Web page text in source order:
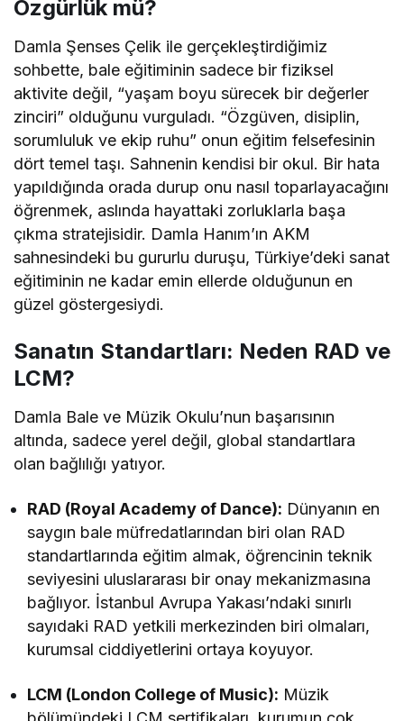
Özgürlük mü?
Damla Şenses Çelik ile gerçekleştirdiğimiz
sohbette, bale eğitiminin sadece bir fiziksel
aktivite değil, “yaşam boyu sürecek bir değerler
zinciri” olduğunu vurguladı. “Özgüven, disiplin,
sorumluluk ve ekip ruhu” onun eğitim felsefesinin
dört temel taşı. Sahnenin kendisi bir okul. Bir hata
yapıldığında orada durup onu nasıl toparlayacağını
öğrenmek, aslında hayattaki zorluklarla başa
çıkma stratejisidir. Damla Hanım’ın AKM
sahnesindeki bu gururlu duruşu, Türkiye’deki sanat
eğitiminin ne kadar emin ellerde olduğunun en
güzel göstergesiydi.
Sanatın Standartları: Neden RAD ve
LCM?
Damla Bale ve Müzik Okulu’nun başarısının
altında, sadece yerel değil, global standartlara
olan bağlılığı yatıyor.
RAD (Royal Academy of Dance): Dünyanın en
saygın bale müfredatlarından biri olan RAD
standartlarında eğitim almak, öğrencinin teknik
seviyesini uluslararası bir onay mekanizmasına
bağlıyor. İstanbul Avrupa Yakası’ndaki sınırlı
sayıdaki RAD yetkili merkezinden biri olmaları,
kurumsal ciddiyetlerini ortaya koyuyor.
LCM (London College of Music): Müzik